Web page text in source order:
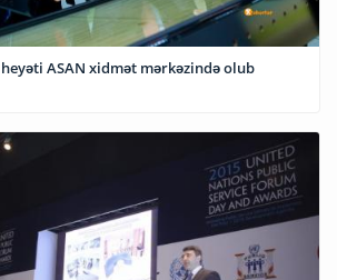
heyəti ASAN xidmət mərkəzində olub